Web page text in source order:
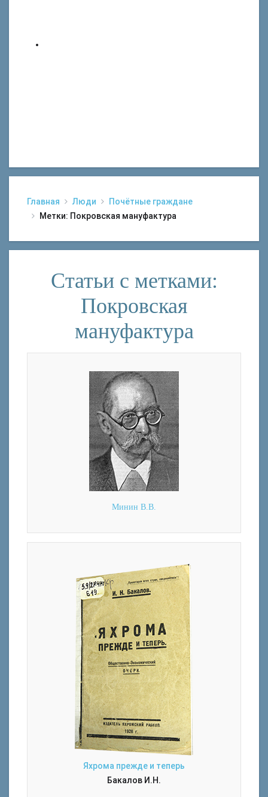
Главная Люди
Почётные граждане
Метки: Покровская мануфактура
Статьи с метками:
Покровская
мануфактура
Минин В.В.
Яхрома прежде и теперь
Бакалов И.Н.